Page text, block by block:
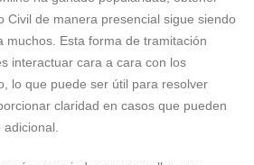
Civil de manera presencial sigue siendo
muchos. Esta forma de tramitación
interactuar cara a cara con los
lo que puede ser útil para resolver
claridad en casos que pueden
adicional.